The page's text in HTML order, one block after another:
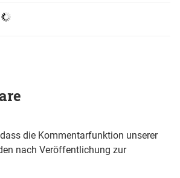
die Kommentarfunktion unserer
nach Veröffentlichung zur